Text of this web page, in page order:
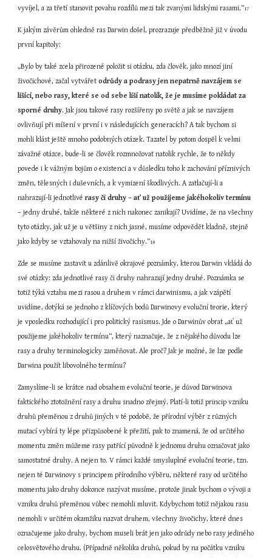
vyvíjel, a za třetí stanovit povahu rozdílů mezi tak zvanými lidskými rasami.“17
K jakým závěrům ohledně ras Darwin došel, prozrazuje předběžně již v úvodu
první kapitoly:
„Bylo by také zcela přirozené položit si otázku, zda člověk, jako mnozí jiní
živočichové, začal vytvářet odrůdy a podrasy jen nepatrně navzájem se
lišící, nebo rasy, které se od sebe liší natolik, že je musíme pokládat za
sporné druhy. Jak jsou takové rasy rozšířeny po světě a jak se navzájem
ovlivňují při míšení v první i v následujících generacích? A tak bychom si
mohli klást ještě mnoho podobných otázek. Tazatel by potom dospěl k velmi
závažné otázce, bude-li se člověk rozmnožovat natolik rychle, že to někdy
povede i k vážným bojům o existenci a v důsledku toho k zachování příznivých
změn, tělesných i duševních, a k vymizení škodlivých. A zatlačují-li a
nahrazují-li jednotlivé rasy či druhy – ať už použijeme jakéhokoliv termínu
– jedny druhé, takže některé z nich nakonec zanikají? Uvidíme, že na všechny
tyto otázky, jak už je u většiny z nich jasné, musíme odpovědět kladně, stejně
jako kdyby se vztahovaly na nižší živočichy.“18
Zde se musíme zastavit u zdánlivě okrajové poznámky, kterou Darwin vkládá do
své otázky: zda jednotlivé rasy či druhy nahrazují jedny druhé. Poznámka se
totiž týká vztahu mezi rasou a druhem v rámci darwinismu, a jak vzápětí
uvidíme, dotýká se jednoho z klíčových bodů Darwinovy evoluční teorie, který
je vposledku rozhodující i pro politický rasismus. Jde o Darwinův obrat „ať už
použijeme jakéhokoliv termínu“, který naznačuje, že z nějakého důvodu lze
rasy a druhy terminologicky zaměňovat. Ale proč? Jak je možné, že lze podle
Darwina použít libovolného termínu?
Zamyslíme-li se krátce nad obsahem evoluční teorie, je důvod Darwinova
faktického ztotožnění rasy a druhu snadno zřejmý. Platí-li totiž princip vzniku
druhů přeměnou z druhů jiných v té podobě, že přírodní výběr z různých
mutací vybírá ty lépe přizpůsobené k přežití, pak to znamená, že od určitého
momentu změn můžeme rasy patřící původně k jednomu druhu označovat jako
samostatné druhy. A nejen to. V rámci každé smysluplné evoluční teorie, tzn.
nejen té Darwinovy s principem přírodního výběru, některé rasy od určitého
momentu jako druhy dokonce nazývat musíme, protože jinak bychom o vývoji a
vzniku druhů přeměnou vůbec nemohli mluvit. Kdybychom totiž nějakou rasu
nemohli v určitém okamžiku nazvat druhem, všechny živočichy, které dnes
označujeme jako druhy, bychom museli brát jen jako odrůdy nebo rasy jediného
celosvětového druhu. (Případně několika druhů, pokud by na počátku vzniku